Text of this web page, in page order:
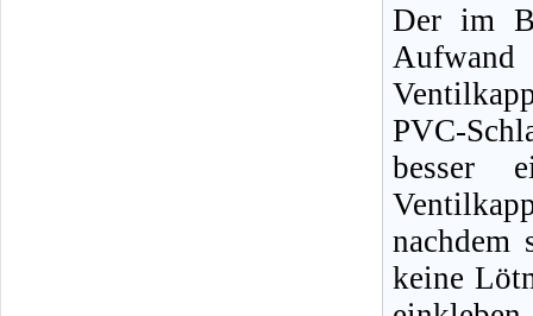
Der im
PVC-
besser
nachdem
keine